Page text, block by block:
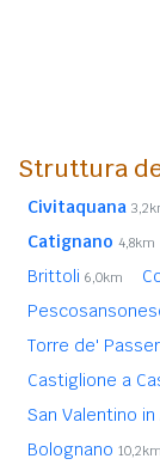
Struttura
Civitaquana
Catignano 4,8km
Brittoli 6,0km
Torre de'
Castiglione a
San Valentino
Bolognano 10,2km